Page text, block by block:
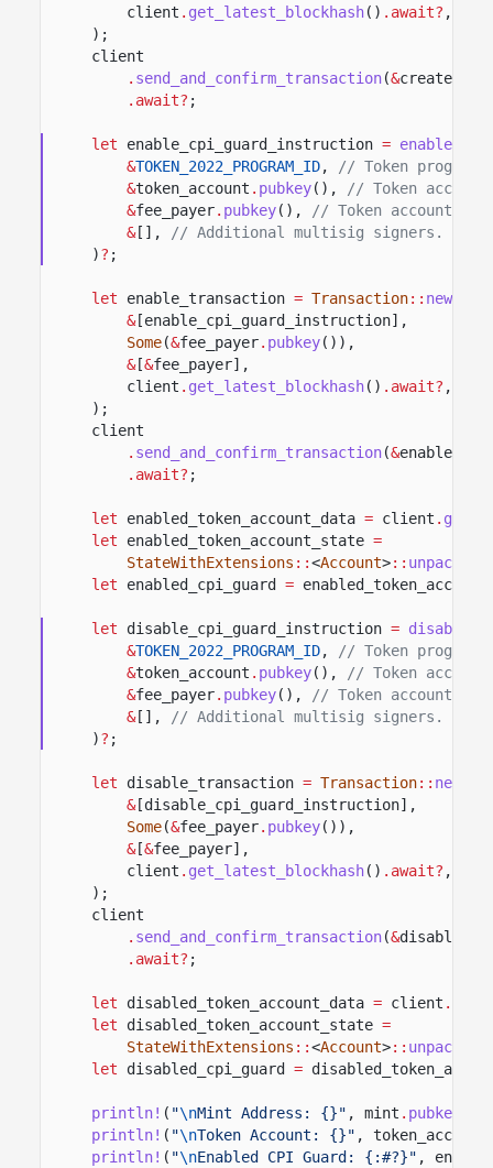
client . get_latest_blockhash() .await? ,
);
client
. send_and_confirm_transaction(&
.await? ;
let enable_cpi_guard_instruction =
&TOKEN_2022_PROGRAM_ID,
// Token program
&token_account . pubkey(),
// Token
&fee_payer. pubkey(),
// Token account
&[],
// Additional multisig signers.
)? ;
let enable_transaction = Transaction::
&[enable_cpi_guard_instruction],
Some(&fee_payer. pubkey()),
&[&fee_payer],
client . get_latest_blockhash() .await? ,
);
client
. send_and_confirm_transaction(&
.await? ;
let enabled_token_account_data = client .
let
enabled_token_account_state =
StateWithExtensions ::<Account>:: unpack
let
enabled_cpi_guard =
let disable_cpi_guard_instruction =
&TOKEN_2022_PROGRAM_ID,
// Token program
&token_account . pubkey(),
// Token
&fee_payer. pubkey(),
// Token account
&[],
// Additional multisig signers.
)? ;
let disable_transaction = Transaction::
&[disable_cpi_guard_instruction],
Some(&fee_payer. pubkey()),
&[&fee_payer],
client . get_latest_blockhash() .await? ,
);
client
. send_and_confirm_transaction(&
.await? ;
let disabled_token_account_data = client .
let
disabled_token_account_state =
StateWithExtensions ::<Account>:: unpack
let
disabled_cpi_guard =
println! ( "\nMint Address: {}" , mint . pubkey
println! ( "\nToken Account: {}" , token_account
println! ( "\nEnabled CPI Guard: {:#?}" ,